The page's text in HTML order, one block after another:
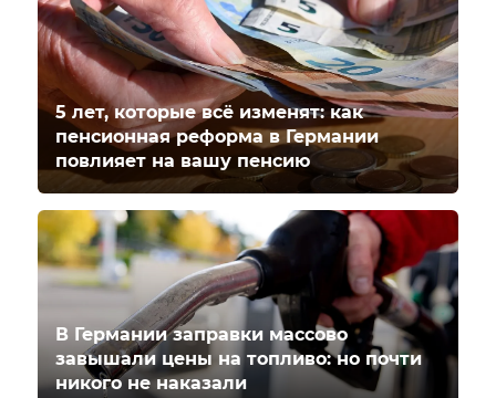
5 лет, которые всё изменят: как
пенсионная реформа в Германии
повлияет на вашу пенсию
В Германии заправки массово
завышали цены на топливо: но почти
никого не наказали